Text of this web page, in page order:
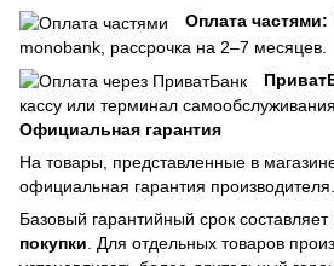
Оплата частями:
monobank, рассрочка на 2–7 месяцев.
кассу или терминал самообслуживания.
Официальная гарантия
На товары, представленные в
официальная гарантия производителя.
Базовый гарантийный срок составляет
покупки . Для отдельных товаров